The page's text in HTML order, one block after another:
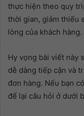
thực hiện theo quy
thời gian, giảm thiểu
lòng của khách hàng.
Hy vọng bài viết này
dễ dàng tiếp cận và
đơn hàng. Nếu bạn
để lại câu hỏi ở dưới